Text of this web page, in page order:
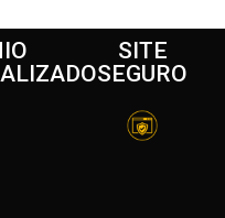
SITE
SEGURO